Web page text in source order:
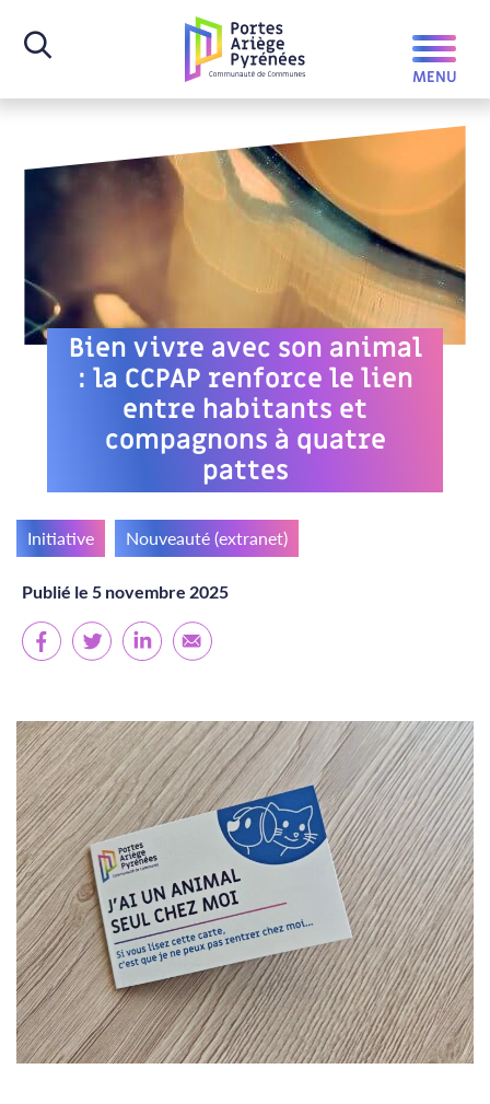
Bien vivre avec son animal
: la CCPAP renforce le lien
entre habitants et
compagnons à quatre
pattes
Initiative Nouveauté (extranet)
Publié le 5 novembre 2025